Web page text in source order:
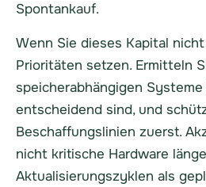
Spontankauf.
Wenn Sie dieses Kapital
Prioritäten setzen. Ermitteln
speicherabhängigen
entscheidend sind, und
Beschaffungslinien zuerst.
nicht kritische Hardware
Aktualisierungszyklen als